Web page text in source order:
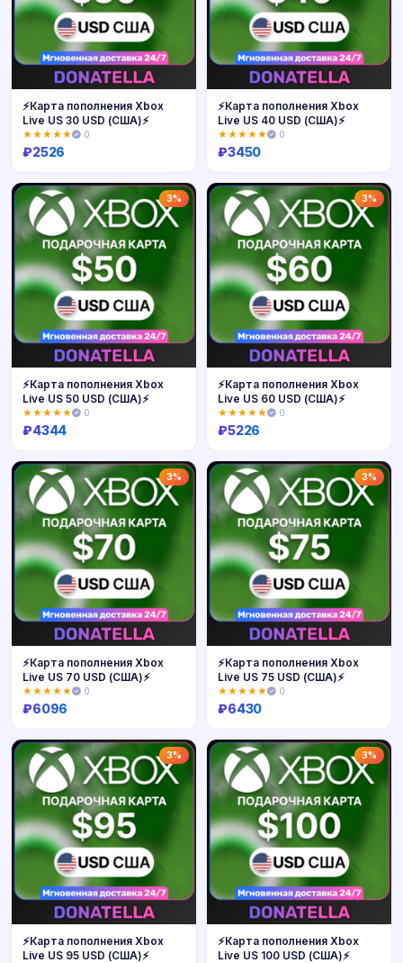
Купить
⚡️Карта пополнения Xbox
Live US 30 USD (США)⚡️
★★★★★ 0
₽2526
Купить
⚡️Карта пополнения Xbox
Live US 40 USD (США)⚡️
★★★★★ 0
₽3450
3%
Купить
⚡️Карта пополнения Xbox
Live US 50 USD (США)⚡️
★★★★★ 0
₽4344
3%
Купить
⚡️Карта пополнения Xbox
Live US 60 USD (США)⚡️
★★★★★ 0
₽5226
3%
Купить
⚡️Карта пополнения Xbox
Live US 70 USD (США)⚡️
★★★★★ 0
₽6096
3%
Купить
⚡️Карта пополнения Xbox
Live US 75 USD (США)⚡️
★★★★★ 0
₽6430
3%
⚡️Карта пополнения Xbox
Live US 95 USD (США)⚡️
3%
⚡️Карта пополнения Xbox
Live US 100 USD (США)⚡️